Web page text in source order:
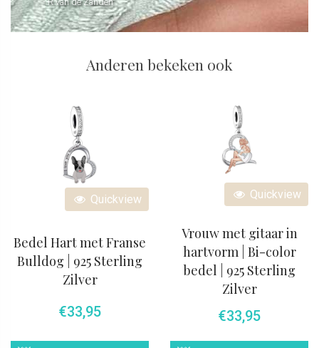
Anderen bekeken ook
Quickview
Bedel Hart met Franse
Bulldog | 925 Sterling
Zilver
€33,95
Quickview
Vrouw met gitaar in
hartvorm | Bi-color
bedel | 925 Sterling
Zilver
€33,95